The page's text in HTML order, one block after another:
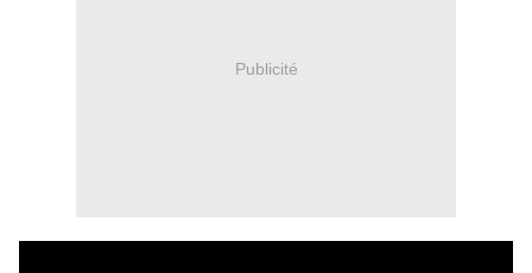
Publicité